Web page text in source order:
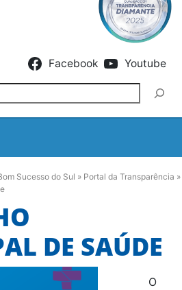
Facebook Youtube
Sucesso do Sul » Portal da Transparência »
DE SAÚDE
O